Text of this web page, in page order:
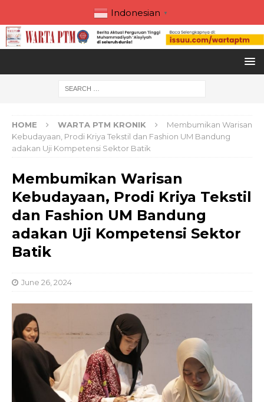
Indonesian ▼
HOME WARTA PTM KRONIK
Membumikan Warisan
Kebudayaan, Prodi Kriya Tekstil dan Fashion UM Bandung
adakan Uji Kompetensi Sektor Batik
Membumikan Warisan
Kebudayaan, Prodi Kriya Tekstil
dan Fashion UM Bandung
adakan Uji Kompetensi Sektor
Batik
June 26, 2024